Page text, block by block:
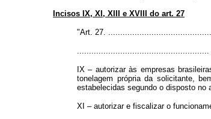
Incisos IX, XI, XIII e XVIII do art. 27
"Art. 27.
IX – autorizar às empresas
tonelagem própria da solicitante,
estabelecidas segundo o disposto
XI – autorizar e fiscalizar o